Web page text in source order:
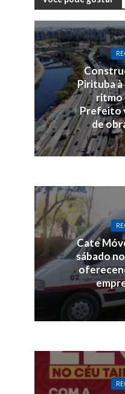
Pirituba à
ritmo
Prefeito
de
Cate
sábado